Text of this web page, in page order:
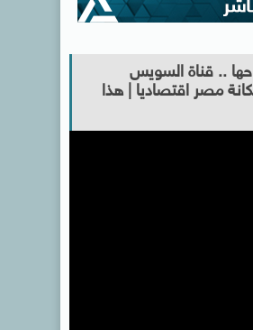
.. قناة السويس
مصر اقتصاديا | هذا